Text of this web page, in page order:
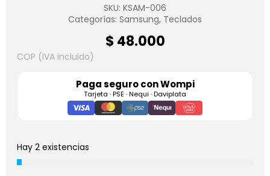
SKU: KSAM-006
Categorías: Samsung, Teclados
$ 48.000
COP (IVA incluido)
Paga seguro conWompi
Tarjeta · PSE · Nequi · Daviplata
Hay 2 existencias